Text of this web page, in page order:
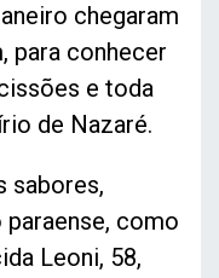
chegaram
para conhecer
e toda
de Nazaré.
sabores,
como
Leoni, 58,